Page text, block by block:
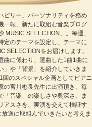
ピリー」パーソナリティを務め
一転、新たに取組む音楽プログ
MUSIC SELECTION」。毎週、
定のテーマを設定し、テーマに
SELECTIONをお届けします。
曲に係わり、選曲した1曲1曲に
」や「背景」を紹介していきま
回のスペシャル企画としてピアニ
の宮川彬良先生に出演頂き、毎
「音楽」の楽しさや奥深さ、ま
アスさを、実演を交えて検証す
放送に取組んでいきたいと考えま